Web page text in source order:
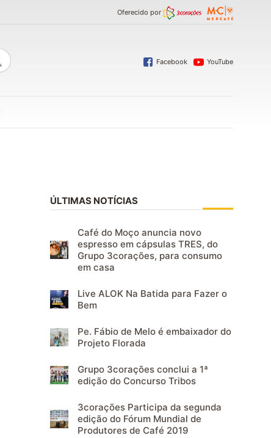
Oferecido por
Facebook YouTube
ÚLTIMAS NOTÍCIAS
Café do Moço anuncia novo
espresso em cápsulas TRES, do
Grupo 3corações, para consumo
em casa
Live ALOK Na Batida para Fazer o
Bem
Pe. Fábio de Melo é embaixador do
Projeto Florada
Grupo 3corações conclui a 1ª
edição do Concurso Tribos
3corações Participa da segunda
edição do Fórum Mundial de
Produtores de Café 2019